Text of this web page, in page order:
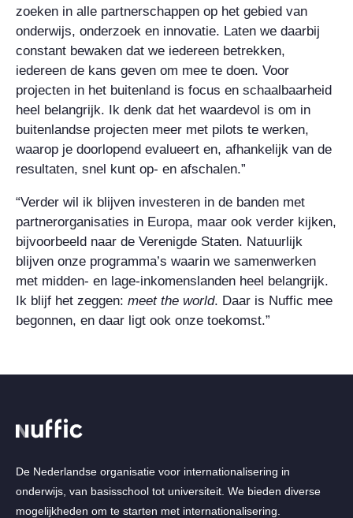
zoeken in alle partnerschappen op het gebied van
onderwijs, onderzoek en innovatie. Laten we daarbij
constant bewaken dat we iedereen betrekken,
iedereen de kans geven om mee te doen. Voor
projecten in het buitenland is focus en schaalbaarheid
heel belangrijk. Ik denk dat het waardevol is om in
buitenlandse projecten meer met pilots te werken,
waarop je doorlopend evalueert en, afhankelijk van de
resultaten, snel kunt op- en afschalen.”
“Verder wil ik blijven investeren in de banden met
partnerorganisaties in Europa, maar ook verder kijken,
bijvoorbeeld naar de Verenigde Staten. Natuurlijk
blijven onze programma’s waarin we samenwerken
met midden- en lage-inkomenslanden heel belangrijk.
Ik blijf het zeggen: meet the world. Daar is Nuffic mee
begonnen, en daar ligt ook onze toekomst.”
De Nederlandse organisatie voor internationalisering in
onderwijs, van basisschool tot universiteit. We bieden diverse
mogelijkheden om te starten met internationalisering.